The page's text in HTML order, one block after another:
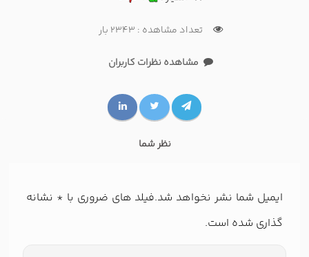
تعداد مشاهده : 2343 بار
مشاهده نظرات کاربران
نظر شما
ایمیل شما نشر نخواهد شد.فیلد های ضروری با * نشانه
گذاری شده است.